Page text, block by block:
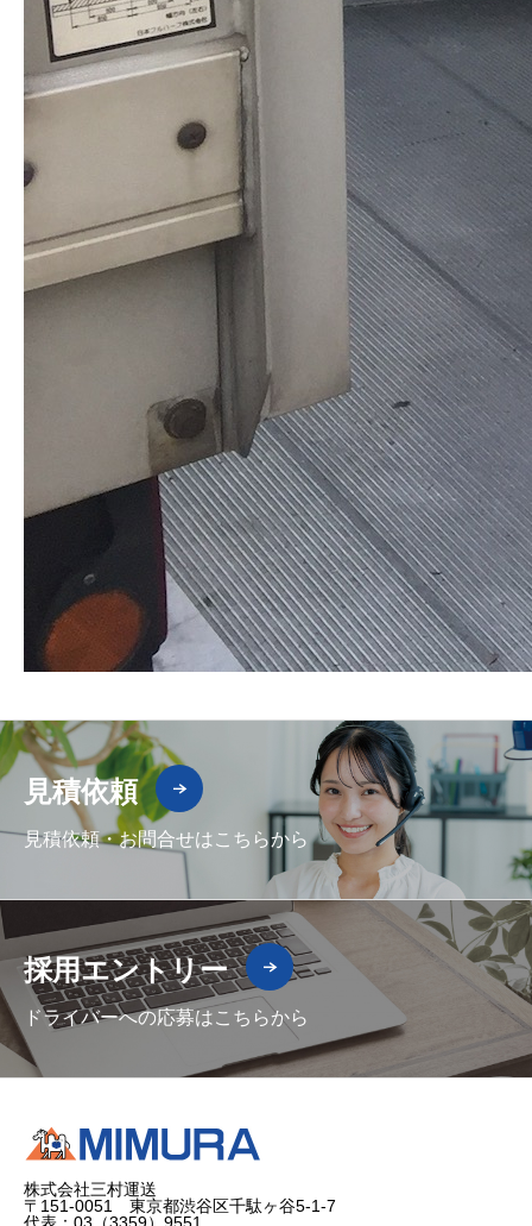
見積依頼
見積依頼・お問合せはこちらから
採用エントリー
ドライバーへの応募はこちらから
株式会社三村運送
〒151-0051 東京都渋谷区千駄ヶ谷5-1-7